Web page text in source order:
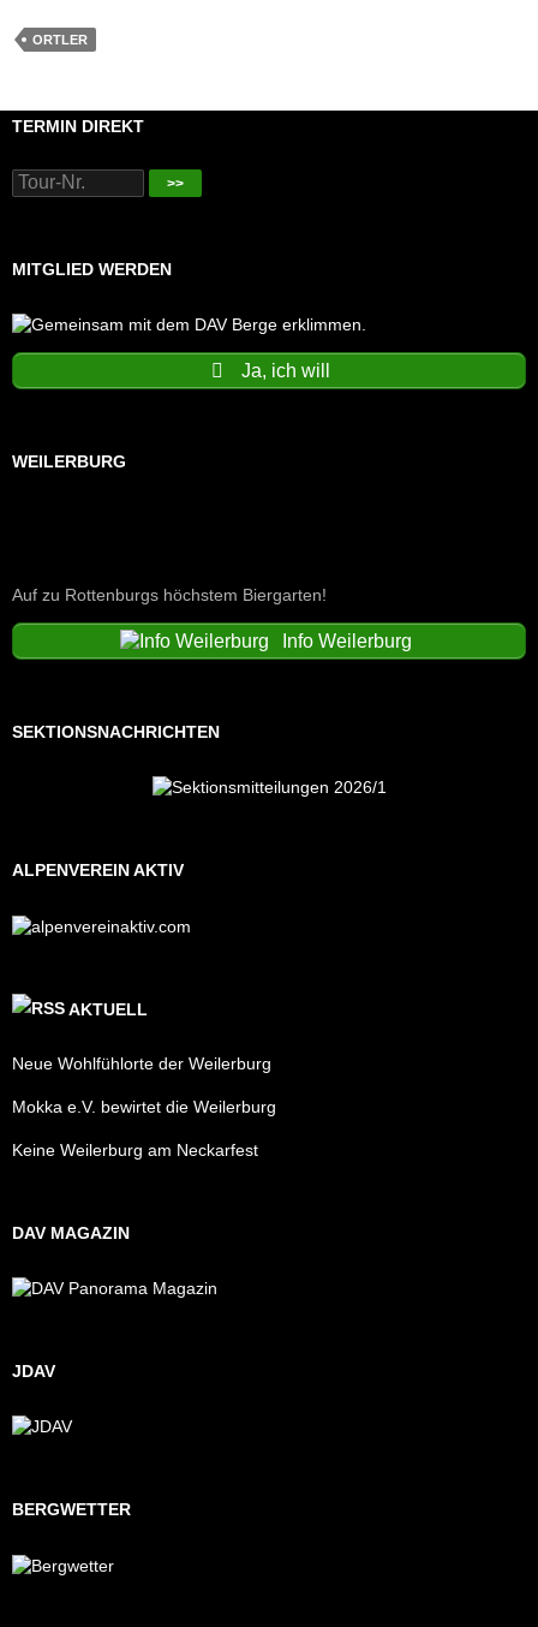
ORTLER
TERMIN DIREKT
>>
MITGLIED WERDEN
Ja, ich will
WEILERBURG
Auf zu Rottenburgs höchstem Biergarten!
Info Weilerburg
SEKTIONSNACHRICHTEN
ALPENVEREIN AKTIV
AKTUELL
Neue Wohlfühlorte der Weilerburg
Mokka e.V. bewirtet die Weilerburg
Keine Weilerburg am Neckarfest
DAV MAGAZIN
JDAV
BERGWETTER